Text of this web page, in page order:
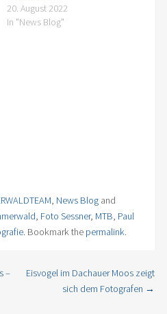
20. August 2022
In "News Blog"
, News Blogand
, Foto Sessner, MTB, Paul
. Bookmark the permalink.
–
Eisvogel im Dachauer Moos zeigt
sich dem Fotografen →